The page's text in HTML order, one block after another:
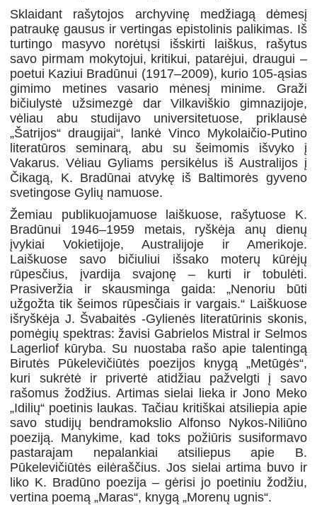
Sklaidant rašytojos archyvinę medžiagą dėmesį
patraukę gausus ir vertingas epistolinis palikimas. Iš
turtingo masyvo norėtųsi išskirti laiškus, rašytus
savo pirmam mokytojui, kritikui, patarėjui, draugui –
poetui Kaziui Bradūnui (1917–2009), kurio 105-ąsias
gimimo metines vasario mėnesį minime. Graži
bičiulystė užsimezgė dar Vilkaviškio gimnazijoje,
vėliau abu studijavo universitetuose, priklausė
„Šatrijos“ draugijai“, lankė Vinco Mykolaičio-Putino
literatūros seminarą, abu su šeimomis išvyko į
Vakarus. Vėliau Gyliams persikėlus iš Australijos į
Čikagą, K. Bradūnai atvykę iš Baltimorės gyveno
svetingose Gylių namuose.
Žemiau publikuojamuose laiškuose, rašytuose K.
Bradūnui 1946–1959 metais, ryškėja anų dienų
įvykiai Vokietijoje, Australijoje ir Amerikoje.
Laiškuose savo bičiuliui išsako moterų kūrėjų
rūpesčius, įvardija svajonę – kurti ir tobulėti.
Prasiveržia ir skausminga gaida: „Nenoriu būti
užgožta tik šeimos rūpesčiais ir vargais.“ Laiškuose
išryškėja J. Švabaitės -Gylienės literatūrinis skonis,
pomėgių spektras: žavisi Gabrielos Mistral ir Selmos
Lagerliof kūryba. Su nuostaba rašo apie talentingą
Birutės Pūkelevičiūtės poezijos knygą „Metūgės“,
kuri sukrėtė ir privertė atidžiau pažvelgti į savo
rašomus žodžius. Artimas sielai lieka ir Jono Meko
„Idilių“ poetinis laukas. Tačiau kritiškai atsiliepia apie
savo studijų bendramokslio Alfonso Nykos-Niliūno
poeziją. Manykime, kad toks požiūris susiformavo
pastarajam nepalankiai atsiliepus apie B.
Pūkelevičiūtės eilėraščius. Jos sielai artima buvo ir
liko K. Bradūno poezija – gėrisi jo poetiniu žodžiu,
vertina poemą „Maras“, knygą „Morenų ugnis“.